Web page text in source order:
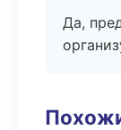
Да,